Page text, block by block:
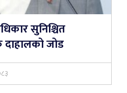
सुनिश्चित
दाहालको जोड